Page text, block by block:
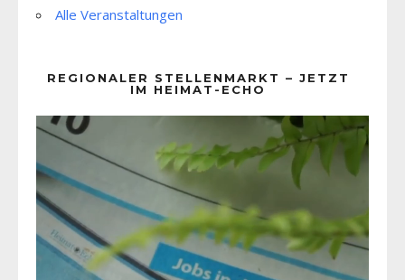
Alle Veranstaltungen
REGIONALER STELLENMARKT – JETZT
IM HEIMAT-ECHO
Player